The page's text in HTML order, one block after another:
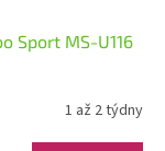
Sport MS-U116
1 až 2 týdny